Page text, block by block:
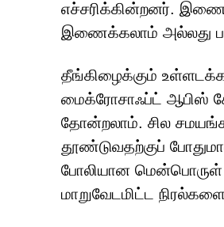
எச்சரிக்கின்றனர்.
இணைக்கலாம் அல்லது
தீங்கிழைக்கும்
மைக்ரோசாஃப்ட் ஆபிஸ்
தோன்றலாம். சில
தூண்டுவதற்குப்
போலியான மென்பொருள்
மாறுவேடமிட்ட